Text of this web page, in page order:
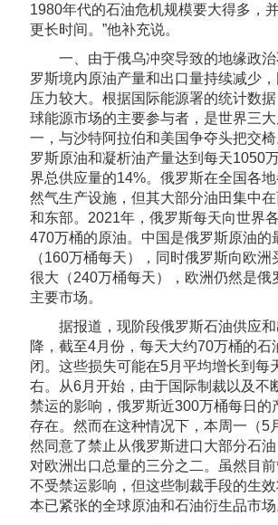
1980年代的石油危机规模要大得多，
更长时间。”他补充说。
一、由于俄乌冲突导致的地缘政治
罗斯境内原油产量和出口量持续减少
压力较大。根据国际能源署的统计数
球能源市场的主要参与者，是世界三
一，与沙特阿拉伯和美国争夺头把交
罗斯原油和凝析油产量达到每天1050
界总供应量的14%。俄罗斯在全国各
然气生产设施，但其大部分油田集中
和东部。2021年，俄罗斯每天向世界
470万桶的原油。中国是俄罗斯原油的
（160万桶每天），同时俄罗斯向欧
很大（240万桶每天），欧洲仍然是俄
主要市场。
据报道，现阶段俄罗斯石油供应和
降，截至4月份，每天大约70万桶的石
闭。这些损失可能在5月平均增长到每
右。从6月开始，由于国际制裁以及不
禁运的影响，俄罗斯近300万桶每日的
存在。然而在这种情况下，本周一（5
然同意了禁止从俄罗斯进口大部分石
对欧洲出口总量的三分之二。虽然目
不受禁运影响，但这些制裁手段的生
本已紧张的全球原油和石油衍生品市场